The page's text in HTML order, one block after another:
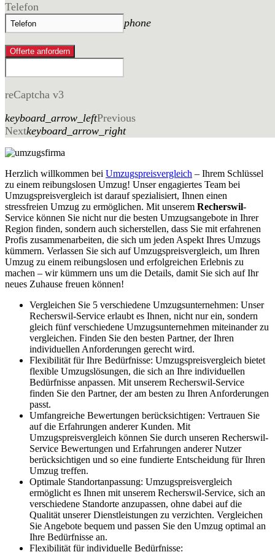
Telefon
phone
Offerte anfordern
reCaptcha v3
keyboard_arrow_leftPrevious
Nextkeyboard_arrow_right
Herzlich willkommen bei Umzugspreisvergleich – Ihrem Schlüssel
zu einem reibungslosen Umzug! Unser engagiertes Team bei
Umzugspreisvergleich ist darauf spezialisiert, Ihnen einen
stressfreien Umzug zu ermöglichen. Mit unserem Recherswil-
Service können Sie nicht nur die besten Umzugsangebote in Ihrer
Region finden, sondern auch sicherstellen, dass Sie mit erfahrenen
Profis zusammenarbeiten, die sich um jeden Aspekt Ihres Umzugs
kümmern. Verlassen Sie sich auf Umzugspreisvergleich, um Ihren
Umzug zu einem reibungslosen und erfolgreichen Erlebnis zu
machen – wir kümmern uns um die Details, damit Sie sich auf Ihr
neues Zuhause freuen können!
Vergleichen Sie 5 verschiedene Umzugsunternehmen: Unser
Recherswil-Service erlaubt es Ihnen, nicht nur ein, sondern
gleich fünf verschiedene Umzugsunternehmen miteinander zu
vergleichen. Finden Sie den besten Partner, der Ihren
individuellen Anforderungen gerecht wird.
Flexibilität für Ihre Bedürfnisse: Umzugspreisvergleich bietet
flexible Umzugslösungen, die sich an Ihre individuellen
Bedürfnisse anpassen. Mit unserem Recherswil-Service
finden Sie den Partner, der am besten zu Ihren Anforderungen
passt.
Umfangreiche Bewertungen berücksichtigen: Vertrauen Sie
auf die Erfahrungen anderer Kunden. Mit
Umzugspreisvergleich können Sie durch unseren Recherswil-
Service Bewertungen und Erfahrungen anderer Nutzer
berücksichtigen und so eine fundierte Entscheidung für Ihren
Umzug treffen.
Optimale Standortanpassung: Umzugspreisvergleich
ermöglicht es Ihnen mit unserem Recherswil-Service, sich an
verschiedene Standorte anzupassen, ohne dabei auf die
Qualität unserer Dienstleistungen zu verzichten. Vergleichen
Sie Angebote bequem und passen Sie den Umzug optimal an
Ihre Bedürfnisse an.
Flexibilität für individuelle Bedürfnisse: